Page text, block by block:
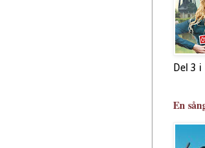
Del 3
En